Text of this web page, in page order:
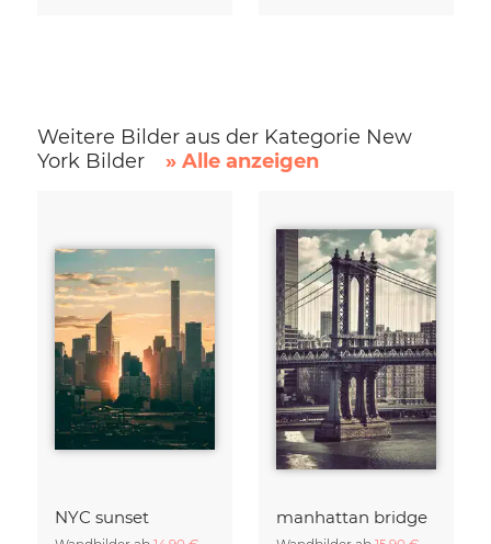
Weitere Bilder aus der Kategorie New
York Bilder
» Alle anzeigen
NYC sunset manhattan bridge